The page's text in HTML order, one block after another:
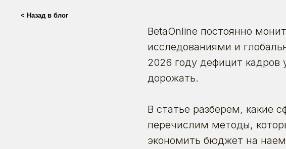
BetaOnline постоянно
исследованиями и
2026 году дефицит кадров
дорожать.
В статье разберем, какие
перечислим методы,
экономить бюджет на